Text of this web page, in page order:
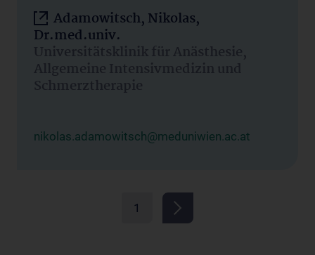
Adamowitsch, Nikolas,
Dr.med.univ.
Universitätsklinik für Anästhesie,
Allgemeine Intensivmedizin und
Schmerztherapie
nikolas.adamowitsch@meduniwien.ac.at
1